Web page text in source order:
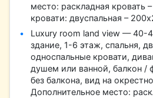
место: раскладная кровать
кровати: двуспальная –
Luxury room land view — 40-
здание, 1-6 этаж, спальня,
односпальные кровати,
душем или ванной, балкон /
без балкона, вид на
Дополнительное место: